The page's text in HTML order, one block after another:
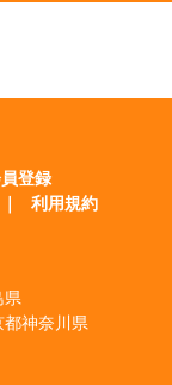
登録
｜ 利用規約
県
都神奈川県